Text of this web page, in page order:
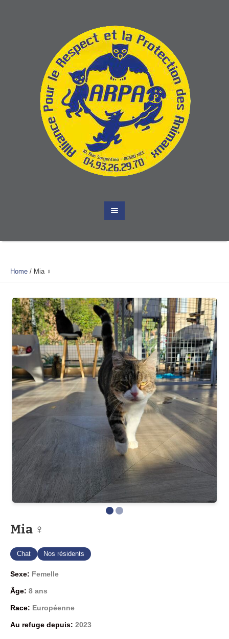
Home / Mia ♀
Mia ♀
Chat Nos résidents
Sexe: Femelle
Âge: 8 ans
Race: Européenne
Au refuge depuis: 2023